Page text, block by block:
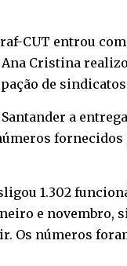
CUT entrou
Cristina
de
a
números
1.302
e novembro,
Os números